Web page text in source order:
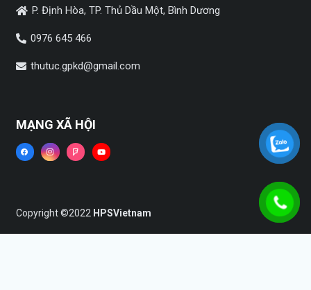
P. Định Hòa, TP. Thủ Dầu Một, Bình Dương
0976 645 466
thutuc.gpkd@gmail.com
MẠNG XÃ HỘI
Copyright ©2022 HPSVietnam